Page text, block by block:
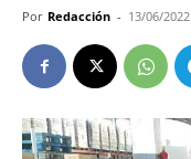
Por Redacción - 13/06/2022